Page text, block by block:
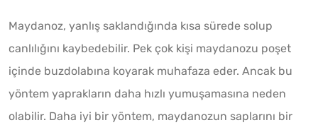
Maydanoz, yanlış saklandığında kısa sürede solup
canlılığını kaybedebilir. Pek çok kişi maydanozu poşet
içinde buzdolabına koyarak muhafaza eder. Ancak bu
yöntem yaprakların daha hızlı yumuşamasına neden
olabilir. Daha iyi bir yöntem, maydanozun saplarını bir